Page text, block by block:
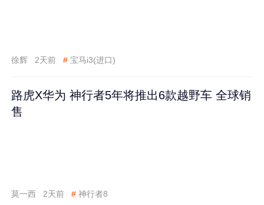
徐辉 2天前 # 宝马i3(进口)
路虎X华为 神行者5年将推出6款越野车 全球销
售
莫一西 2天前 # 神行者8